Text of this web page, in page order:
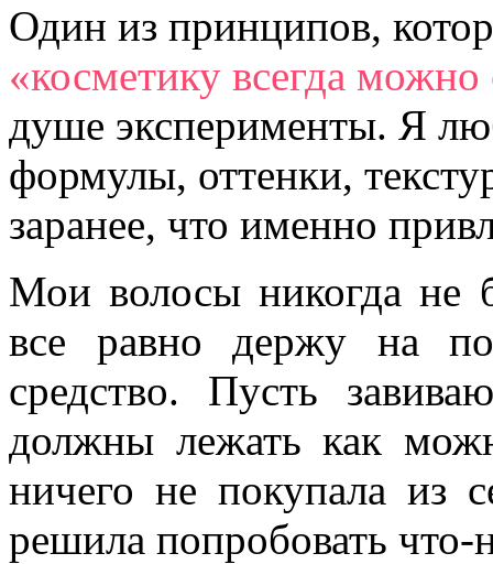
Один из принципов,
«косметику всегда
душе эксперименты. Я
формулы, оттенки,
заранее, что именно
Мои волосы никогда не
все равно держу на
средство. Пусть
должны лежать как
ничего не покупала из
решила попробовать что-